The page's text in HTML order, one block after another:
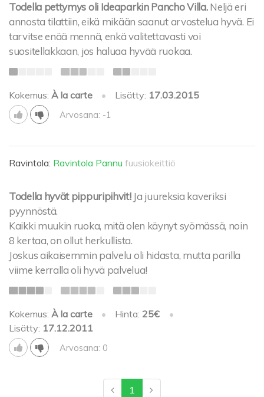
Todella pettymys oli Ideaparkin Pancho Villa. Neljä eri
annosta tilattiin, eikä mikään saanut arvostelua hyvä. Ei
tarvitse enää mennä, enkä valitettavasti voi
suositellakkaan, jos haluaa hyvää ruokaa.
Kokemus: À la carte • Lisätty: 17.03.2015
Arvosana: -1
Ravintola: Ravintola Pannu fuusiokeittiö
Todella hyvät pippuripihvit! Ja juureksia kaveriksi
pyynnöstä.
Kaikki muukin ruoka, mitä olen käynyt syömässä, noin
8 kertaa, on ollut herkullista.
Joskus aikaisemmin palvelu oli hidasta, mutta parilla
viime kerralla oli hyvä palvelua!
Kokemus: À la carte • Hinta: 25€
•
Lisätty: 17.12.2011
Arvosana: 0
1